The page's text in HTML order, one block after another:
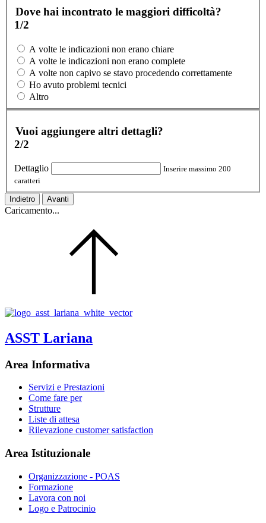
Dove hai incontrato le maggiori difficoltà?
1/2
A volte le indicazioni non erano chiare
A volte le indicazioni non erano complete
A volte non capivo se stavo procedendo correttamente
Ho avuto problemi tecnici
Altro
Vuoi aggiungere altri dettagli?
2/2
Dettaglio
Inserire massimo 200
caratteri
Indietro Avanti
Caricamento...
ASST Lariana
Area Informativa
Servizi e Prestazioni
Come fare per
Strutture
Liste di attesa
Rilevazione customer satisfaction
Area Istituzionale
Organizzazione - POAS
Formazione
Lavora con noi
Logo e Patrocinio